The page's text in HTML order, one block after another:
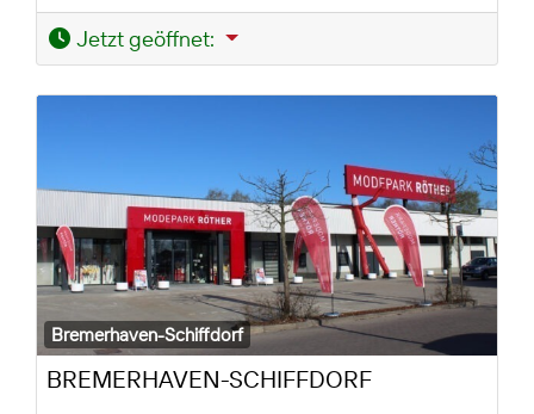
Jetzt geöffnet:
Bremerhaven-Schiffdorf
BREMERHAVEN-SCHIFFDORF